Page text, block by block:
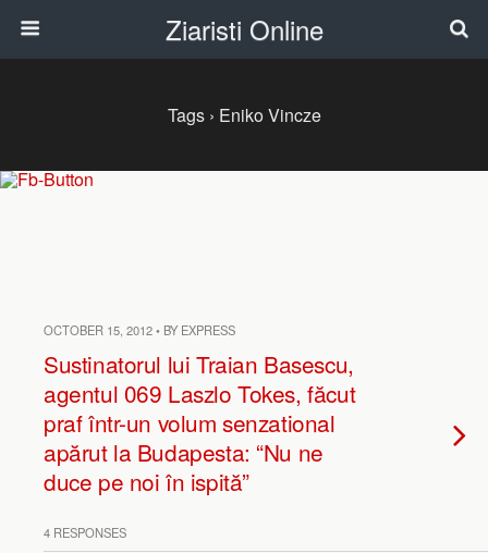
Ziaristi Online
Tags › Eniko Vincze
OCTOBER 15, 2012 • BY EXPRESS
Sustinatorul lui Traian Basescu,
agentul 069 Laszlo Tokes, făcut
praf într-un volum senzational
apărut la Budapesta: “Nu ne
duce pe noi în ispită”
4 RESPONSES